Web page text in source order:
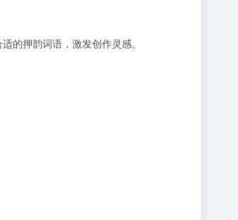
的押韵词语，激发创作灵感。